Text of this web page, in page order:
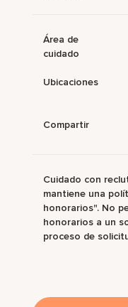
Área de
cuidado
Ubicaciones
Compartir
Cuidado con
mantiene una
honorarios". No
honorarios a un
proceso de